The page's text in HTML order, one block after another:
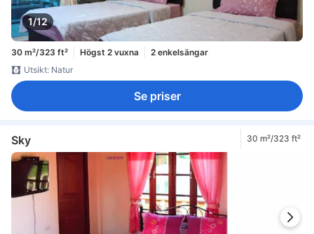
1/12
30 m²/323 ft² Högst 2 vuxna
2 enkelsängar
Utsikt: Natur
Se priser
Sky 30 m²/323 ft²